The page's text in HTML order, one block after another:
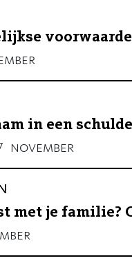
in een
november
met je familie?